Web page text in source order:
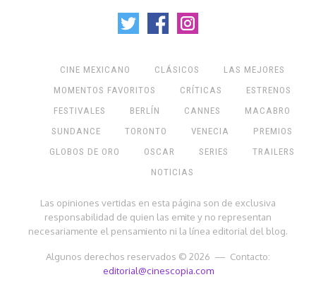
CINE MEXICANO CLÁSICOS
LAS MEJORES
MOMENTOS FAVORITOS
CRÍTICAS
ESTRENOS
FESTIVALES
BERLÍN CANNES
MACABRO
SUNDANCE
TORONTO VENECIA
PREMIOS
GLOBOS DE ORO
OSCAR SERIES
TRAILERS
NOTICIAS
Las opiniones vertidas en esta página son de exclusiva
responsabilidad de quien las emite y no representan
necesariamente el pensamiento ni la línea editorial del blog.
Algunos derechos reservados © 2026 — Contacto:
editorial@cinescopia.com